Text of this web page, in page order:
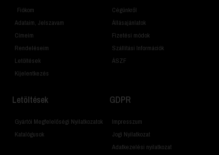
Fiókom
Adataim, Jelszavam
Címeim
Rendeléseim
Letöltések
Kijelentkezés
Cégünkről
Állásajánlatok
Fizetési módok
Szállítási Információk
ÁSZF
Letöltések
Gyártói Megfelelőségi Nyilatkozatok
Katalógusok
GDPR
Impresszum
Jogi Nyilatkozat
Adatkezelési nyilatkozat